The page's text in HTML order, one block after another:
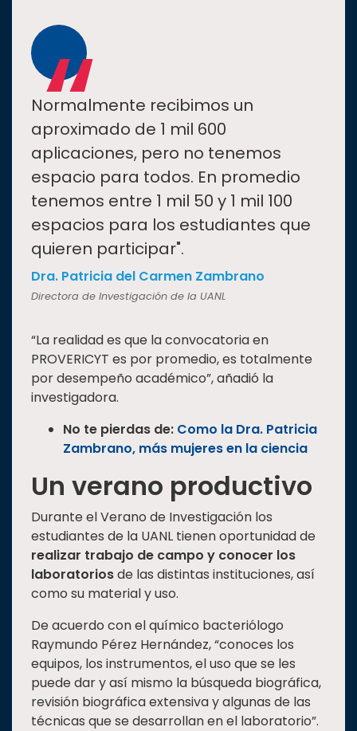
“
Normalmente recibimos un
aproximado de 1 mil 600
aplicaciones, pero no tenemos
espacio para todos. En promedio
tenemos entre 1 mil 50 y 1 mil 100
espacios para los estudiantes que
quieren participar".
Dra. Patricia del Carmen Zambrano
Directora de Investigación de la UANL
“La realidad es que la convocatoria en
PROVERICYT es por promedio, es totalmente
por desempeño académico”, añadió la
investigadora.
No te pierdas de: Como la Dra. Patricia
Zambrano, más mujeres en la ciencia
Un verano productivo
Durante el Verano de Investigación los
estudiantes de la UANL tienen oportunidad de
realizar trabajo de campo y conocer los
laboratoriosde las distintas instituciones, así
como su material y uso.
De acuerdo con el químico bacteriólogo
Raymundo Pérez Hernández, “conoces los
equipos, los instrumentos, el uso que se les
puede dar y así mismo la búsqueda biográfica,
revisión biográfica extensiva y algunas de las
técnicas que se desarrollan en el laboratorio”.